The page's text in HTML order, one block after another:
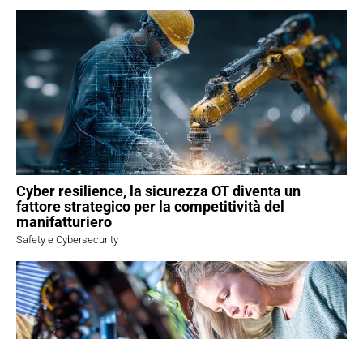
Cyber resilience, la sicurezza OT diventa un
fattore strategico per la competitività del
manifatturiero
Safety e Cybersecurity